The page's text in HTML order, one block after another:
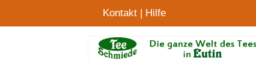
Kontakt | Hilfe